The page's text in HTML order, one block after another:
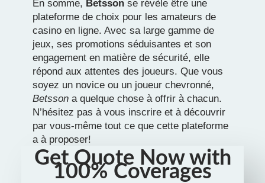
En somme, Betsson se révèle être une
plateforme de choix pour les amateurs de
casino en ligne. Avec sa large gamme de
jeux, ses promotions séduisantes et son
engagement en matière de sécurité, elle
répond aux attentes des joueurs. Que vous
soyez un novice ou un joueur chevronné,
Betsson a quelque chose à offrir à chacun.
N’hésitez pas à vous inscrire et à découvrir
par vous-même tout ce que cette plateforme
a à proposer!
Get Quote Now with
100% Coverages